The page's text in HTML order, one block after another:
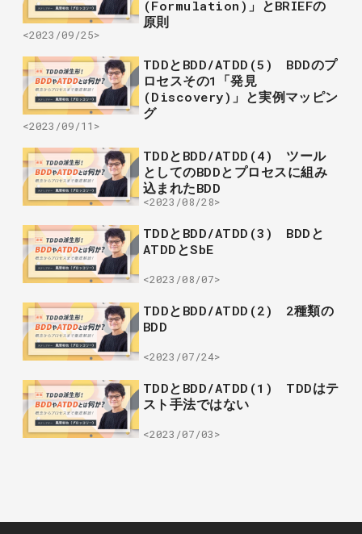
(Formulation)」とBRIEFの
原則
<2023/09/25>
TDDとBDD/ATDD(5) BDDのプ
ロセスその1「発見
(Discovery)」と実例マッピン
グ
<2023/09/11>
TDDとBDD/ATDD(4) ツール
としてのBDDとプロセスに組み
込まれたBDD
<2023/08/28>
TDDとBDD/ATDD(3) BDDと
ATDDとSbE
<2023/08/07>
TDDとBDD/ATDD(2) 2種類の
BDD
<2023/07/24>
TDDとBDD/ATDD(1) TDDはテ
スト手法ではない
<2023/07/03>